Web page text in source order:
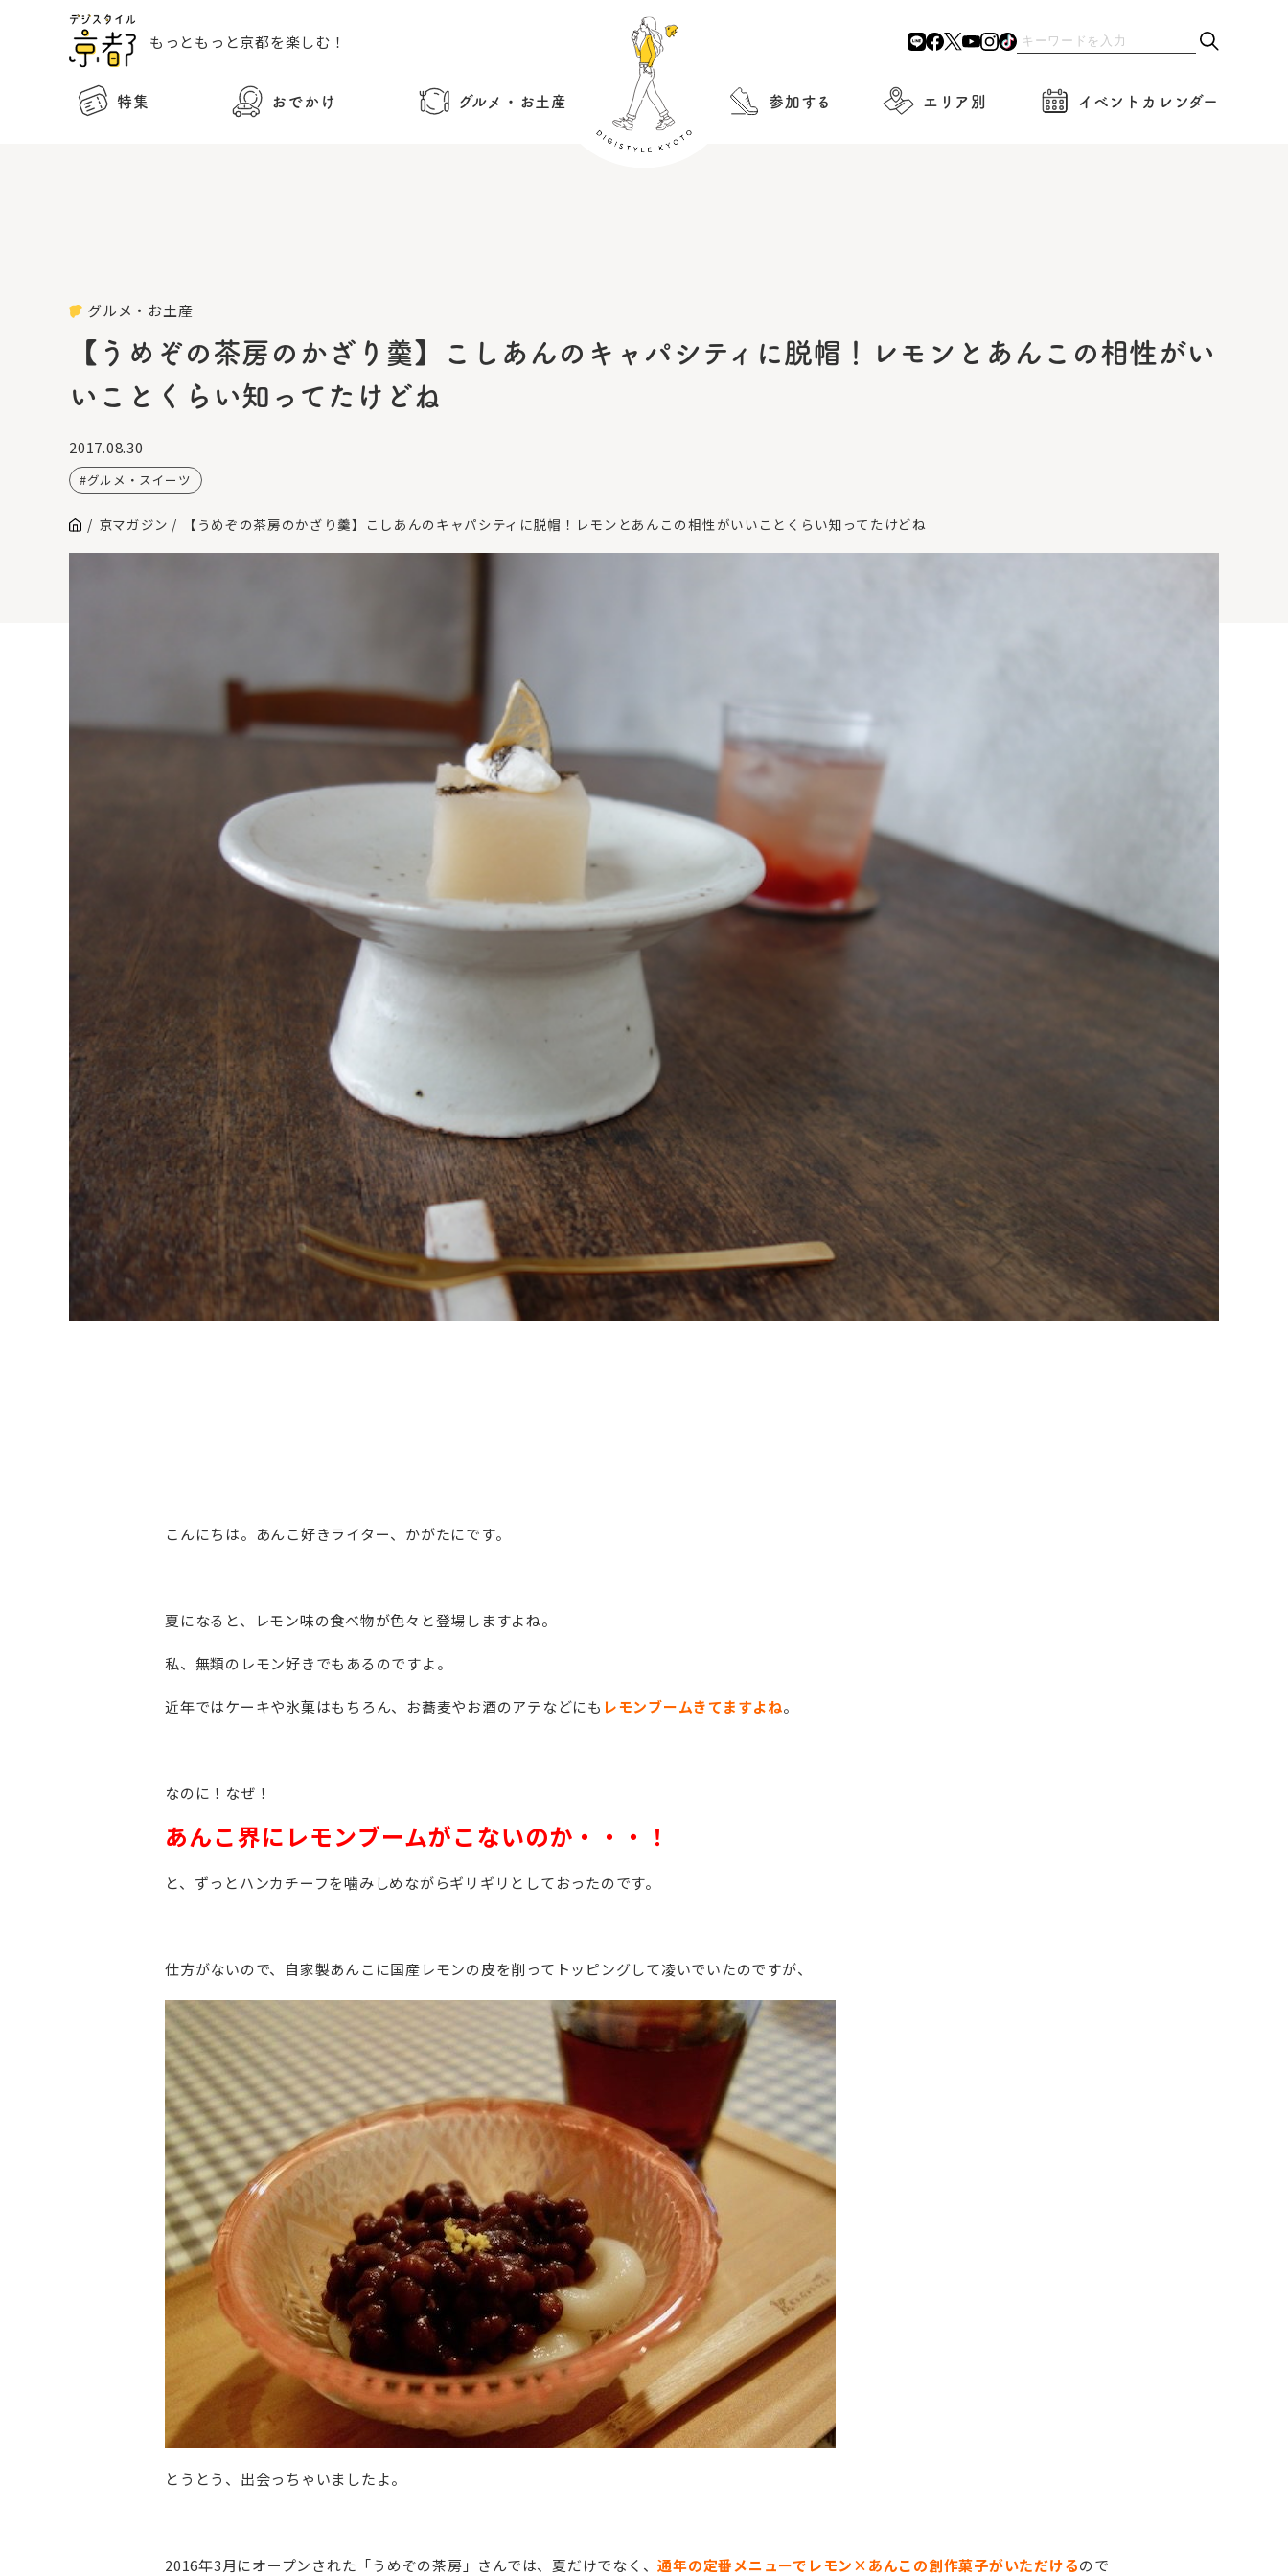
もっともっと京都を楽しむ！
特集 おでかけ グルメ・お土産 参加する エリア別 イベントカレンダー
グルメ・お土産
【うめぞの茶房のかざり羹】こしあんのキャパシティに脱帽！レモンとあんこの相性がい
いことくらい知ってたけどね
2017.08.30
グルメ・スイーツ
京マガジン 【うめぞの茶房のかざり羹】こしあんのキャパシティに脱帽！レモンとあんこの相性がいいことくらい知ってたけどね
こんにちは。あんこ好きライター、かがたにです。
夏になると、レモン味の食べ物が色々と登場しますよね。
私、無類のレモン好きでもあるのですよ。
近年ではケーキや氷菓はもちろん、お蕎麦やお酒のアテなどにも レモンブームきてますよね。
なのに！なぜ！
あんこ界にレモンブームがこないのか・・・！
と、ずっとハンカチーフを噛みしめながらギリギリとしておったのです。
仕方がないので、自家製あんこに国産レモンの皮を削ってトッピングして凌いでいたのですが、
とうとう、出会っちゃいましたよ。
2016年3月にオープンされた「うめぞの茶房」さんでは、夏だけでなく、通年の定番メニューでレモン×あんこの創作菓子がいただけるので